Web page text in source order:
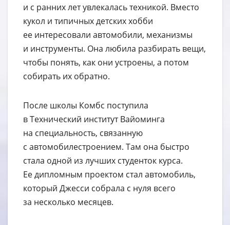
и с ранних лет увлекалась техникой. Вместо
кукол и типичных детских хобби
ее интересовали автомобили, механизмы
и инструменты. Она любила разбирать вещи,
чтобы понять, как они устроены, а потом
собирать их обратно.
После школы Комбс поступила
в Технический институт Вайоминга
на специальность, связанную
с автомобилестроением. Там она быстро
стала одной из лучших студенток курса.
Ее дипломным проектом стал автомобиль,
который Джесси собрала с нуля всего
за несколько месяцев.